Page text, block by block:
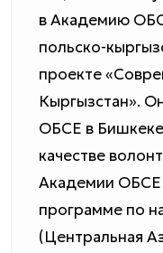
в Академию
польско-
проекте
Кыргызстан».
ОБСЕ в Бишкеке
качестве
Академии ОБСЕ
программе по
(Центральная